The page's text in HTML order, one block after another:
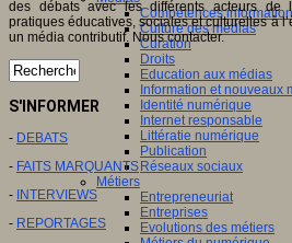
Compétences
Culture des médias
Curation
Droits
Education aux médias
Information et nouveaux
Identité numérique
Internet responsable
Littératie numérique
Publication
Réseaux sociaux
Métiers
Entrepreneuriat
Entreprises
Evolutions des métiers
des débats avec les différents acteurs de
pratiques éducatives, sociales et culturelles à
un média contributif. Nous contacter.
S'INFORMER
- DEBATS
- FAITS MARQUANTS
- INTERVIEWS
- REPORTAGES